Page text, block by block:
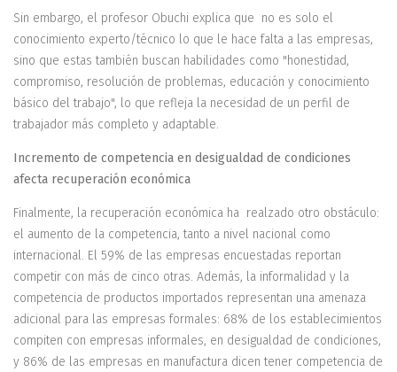
Sin embargo, el profesor Obuchi explica que no es solo el
conocimiento experto/técnico lo que le hace falta a las empresas,
sino que estas también buscan habilidades como "honestidad,
compromiso, resolución de problemas, educación y conocimiento
básico del trabajo", lo que refleja la necesidad de un perfil de
trabajador más completo y adaptable.
Incremento de competencia en desigualdad de condiciones
afecta recuperación económica
Finalmente, la recuperación económica ha realzado otro obstáculo:
el aumento de la competencia, tanto a nivel nacional como
internacional. El 59% de las empresas encuestadas reportan
competir con más de cinco otras. Además, la informalidad y la
competencia de productos importados representan una amenaza
adicional para las empresas formales: 68% de los establecimientos
compiten con empresas informales, en desigualdad de condiciones,
y 86% de las empresas en manufactura dicen tener competencia de